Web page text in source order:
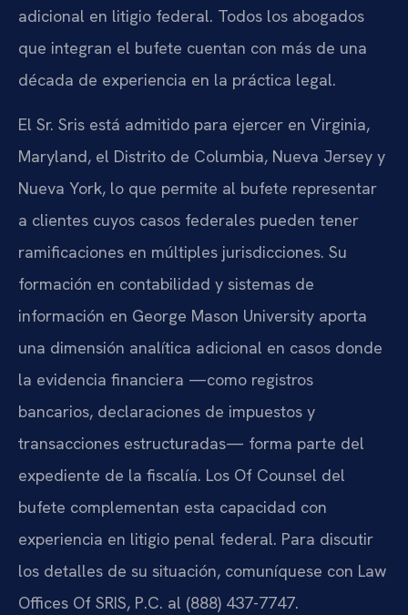
adicional en litigio federal. Todos los abogados
que integran el bufete cuentan con más de una
década de experiencia en la práctica legal.
El Sr. Sris está admitido para ejercer en Virginia,
Maryland, el Distrito de Columbia, Nueva Jersey y
Nueva York, lo que permite al bufete representar
a clientes cuyos casos federales pueden tener
ramificaciones en múltiples jurisdicciones. Su
formación en contabilidad y sistemas de
información en George Mason University aporta
una dimensión analítica adicional en casos donde
la evidencia financiera —como registros
bancarios, declaraciones de impuestos y
transacciones estructuradas— forma parte del
expediente de la fiscalía. Los Of Counsel del
bufete complementan esta capacidad con
experiencia en litigio penal federal. Para discutir
los detalles de su situación, comuníquese con Law
Offices Of SRIS, P.C. al (888) 437-7747.